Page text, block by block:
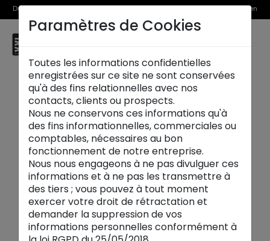
Du 1er au 31 août, découvrez >> nos Offres Spéciales et l’Offre Reprise en
magasin
OFFRE REPRISE
Paramètres de Cookies
Toutes les informations confidentielles
enregistrées sur ce site ne sont conservées
qu'à des fins relationnelles avec nos
contacts, clients ou prospects.
Nous ne conservons ces informations qu'à
des fins informationnelles, commerciales ou
comptables, nécessaires au bon
fonctionnement de notre entreprise.
Nous nous engageons à ne pas divulguer ces
informations et à ne pas les transmettre à
des tiers ; vous pouvez à tout moment
exercer votre droit de rétractation et
demander la suppression de vos
informations personnelles conformément à